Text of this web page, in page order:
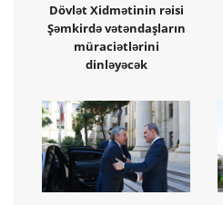
Dövlət Xidmətinin rəisi
Şəmkirdə vətəndaşların
müraciətlərini
dinləyəcək